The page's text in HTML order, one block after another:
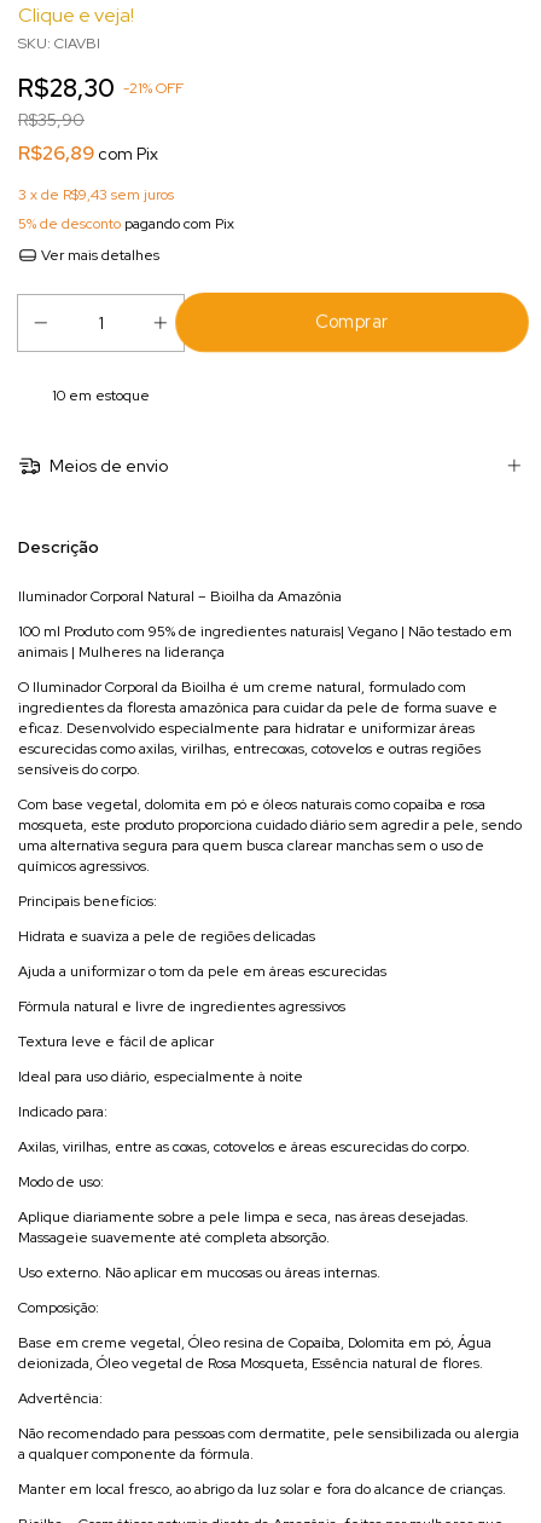
Clique e veja!
SKU: CIAVBI
R$28,30 -21%OFF
R$35,90
R$26,89 com Pix
3 x de R$9,43 sem juros
5% de desconto pagando com Pix
Ver mais detalhes
10 em estoque
Meios de envio
Descrição
Iluminador Corporal Natural – Bioilha da Amazônia
100 ml Produto com 95% de ingredientes naturais| Vegano | Não testado em
animais | Mulheres na liderança
O Iluminador Corporal da Bioilha é um creme natural, formulado com
ingredientes da floresta amazônica para cuidar da pele de forma suave e
eficaz. Desenvolvido especialmente para hidratar e uniformizar áreas
escurecidas como axilas, virilhas, entrecoxas, cotovelos e outras regiões
sensíveis do corpo.
Com base vegetal, dolomita em pó e óleos naturais como copaíba e rosa
mosqueta, este produto proporciona cuidado diário sem agredir a pele, sendo
uma alternativa segura para quem busca clarear manchas sem o uso de
químicos agressivos.
Principais benefícios:
Hidrata e suaviza a pele de regiões delicadas
Ajuda a uniformizar o tom da pele em áreas escurecidas
Fórmula natural e livre de ingredientes agressivos
Textura leve e fácil de aplicar
Ideal para uso diário, especialmente à noite
Indicado para:
Axilas, virilhas, entre as coxas, cotovelos e áreas escurecidas do corpo.
Modo de uso:
Aplique diariamente sobre a pele limpa e seca, nas áreas desejadas.
Massageie suavemente até completa absorção.
Uso externo. Não aplicar em mucosas ou áreas internas.
Composição:
Base em creme vegetal, Óleo resina de Copaíba, Dolomita em pó, Água
deionizada, Óleo vegetal de Rosa Mosqueta, Essência natural de flores.
Advertência:
Não recomendado para pessoas com dermatite, pele sensibilizada ou alergia
a qualquer componente da fórmula.
Manter em local fresco, ao abrigo da luz solar e fora do alcance de crianças.